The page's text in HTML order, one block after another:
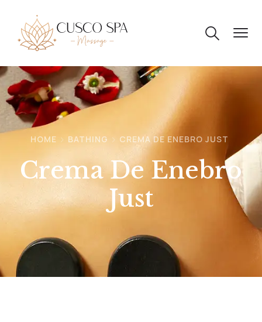
HOME BATHING CREMA DE ENEBRO JUST
Crema De Enebro
Just